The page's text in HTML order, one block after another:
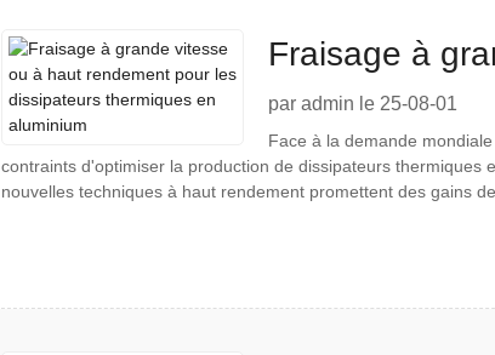
Fraisage à
dissipateurs
par admin le 25-08-01
Face à la demande
contraints d'optimiser la production de dissipateurs
nouvelles techniques à haut rendement promettent des gains